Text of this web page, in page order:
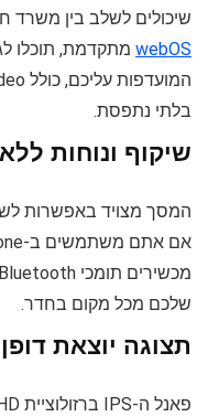
שיכולים לשלב בין משרד
webOS מתקדמת, תוכלו
בלתי נתפסת.
שיקוף ונוחות
המסך מצויד באפשרות
שלכם מכל מקום בחדר.
תצוגה יוצאת דופן